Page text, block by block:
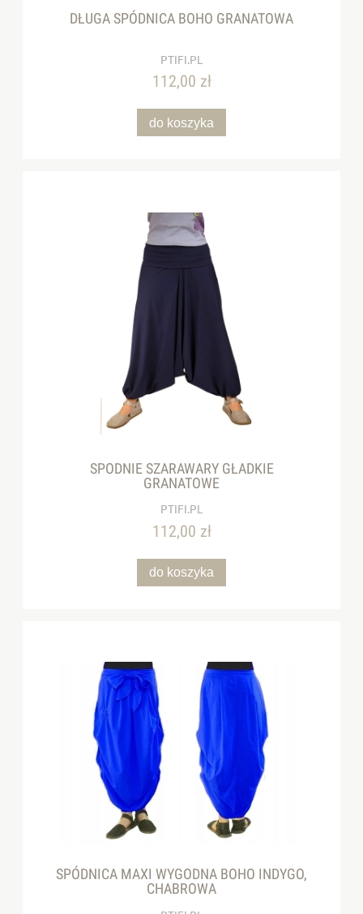
DŁUGA SPÓDNICA BOHO GRANATOWA
PTIFI.PL
112,00 zł
do koszyka
SPODNIE SZARAWARY GŁADKIE
GRANATOWE
PTIFI.PL
112,00 zł
do koszyka
SPÓDNICA MAXI WYGODNA BOHO INDYGO,
CHABROWA